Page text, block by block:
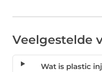
Veelgestelde
Wat is plastic